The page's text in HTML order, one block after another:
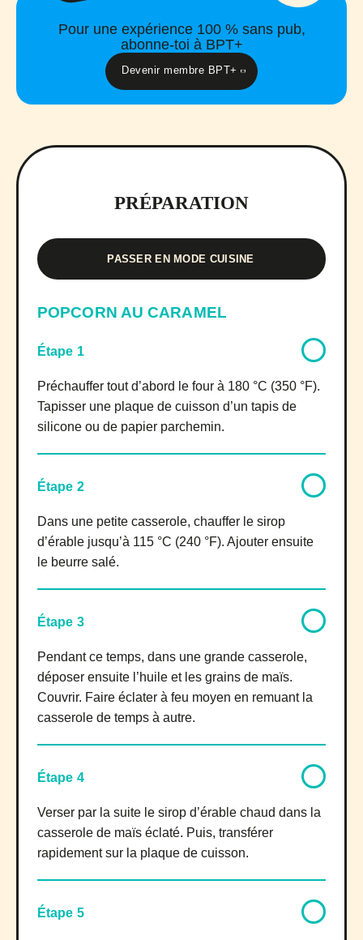
Pour une expérience 100 % sans pub,
abonne-toi à BPT+
Devenir membre BPT+
PRÉPARATION
PASSER EN MODE CUISINE
POPCORN AU CARAMEL
Étape 1
Préchauffer tout d’abord le four à 180 °C (350 °F).
Tapisser une plaque de cuisson d’un tapis de
silicone ou de papier parchemin.
Étape 2
Dans une petite casserole, chauffer le sirop
d’érable jusqu’à 115 °C (240 °F). Ajouter ensuite
le beurre salé.
Étape 3
Pendant ce temps, dans une grande casserole,
déposer ensuite l’huile et les grains de maïs.
Couvrir. Faire éclater à feu moyen en remuant la
casserole de temps à autre.
Étape 4
Verser par la suite le sirop d’érable chaud dans la
casserole de maïs éclaté. Puis, transférer
rapidement sur la plaque de cuisson.
Étape 5